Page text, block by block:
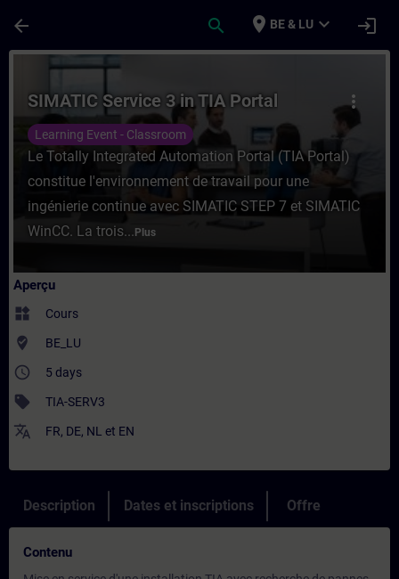
arrow_back search place BE & LU expand_more login
Cours - SIMATIC Service 3 in TIA Portal
more_vert
SIMATIC Service 3 in TIA Portal
Learning Event - Classroom
Le Totally Integrated Automation Portal (TIA Portal)
constitue l'environnement de travail pour une
ingénierie continue avec SIMATIC STEP 7 et SIMATIC
WinCC. La trois... Plus
Aperçu
widgets Cours
where_to_vote BE_LU
access_time 5 days
sell TIA-SERV3
translate FR, DE, NL et EN
Description Dates et inscriptions Offre
Contenu